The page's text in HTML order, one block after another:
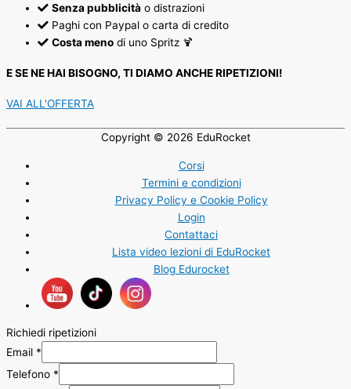
Senza pubblicità o distrazioni
Paghi con Paypal o carta di credito
Costa meno di uno Spritz 🍹
E SE NE HAI BISOGNO, TI DIAMO ANCHE RIPETIZIONI!
VAI ALL'OFFERTA
Copyright © 2026 EduRocket
Corsi
Termini e condizioni
Privacy Policy e Cookie Policy
Login
Contattaci
Lista video lezioni di EduRocket
Blog Edurocket
Richiedi ripetizioni
Email *
Telefono *